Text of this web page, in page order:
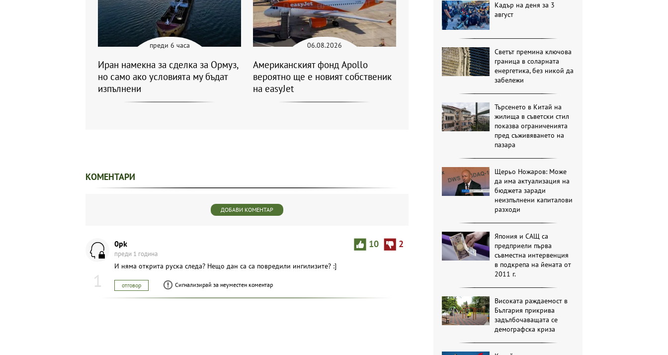
Кадър на деня за 3
август
Светът премина ключова
граница в соларната
енергетика, без никой да
забележи
Търсенето в Китай на
жилища в съветски стил
показва ограниченията
пред съживяването на
пазара
Щерьо Ножаров: Може
да има актуализация на
бюджета заради
неизпълнени капиталови
разходи
Япония и САЩ са
предприели първа
съвместна интервенция
в подкрепа на йената от
2011 г.
Високата раждаемост в
България прикрива
задълбочаващата се
демографска криза
преди 6 часа
Иран намекна за сделка за Ормуз,
но само ако условията му бъдат
изпълнени
06.08.2026
Американският фонд Apollo
вероятно ще е новият собственик
на easyJet
КОМЕНТАРИ
ДОБАВИ КОМЕНТАР
1
10 2
0pk
преди 1 година
И няма открита руска следа? Нещо дан са са повредили ингилизите? :]
отговор Сигнализирай за неуместен коментар